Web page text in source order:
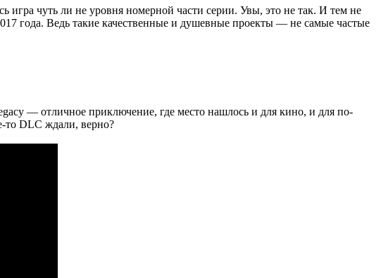
игра чуть ли не уровня номерной части серии. Увы, это не так. И тем не
года. Ведь такие качественные и душевные проекты — не самые частые
— отличное приключение, где место нашлось и для кино, и для по-
то DLC ждали, верно?